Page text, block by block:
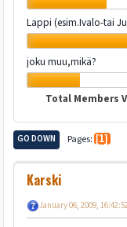
Lappi (esim.Ivalo-tai
joku muu,mikä?
Total Members
GO DOWN Pages 1
Karski
January 06, 2009,